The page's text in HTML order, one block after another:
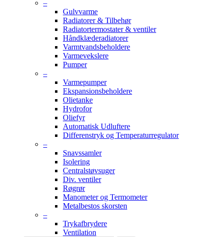
–
Gulvvarme
Radiatorer & Tilbehør
Radiatortermostater & ventiler
Håndklæderadiatorer
Varmtvandsbeholdere
Varmevekslere
Pumper
–
Varmepumper
Ekspansionsbeholdere
Olietanke
Hydrofor
Oliefyr
Automatisk Udluftere
Differenstryk og Temperaturregulator
–
Snavssamler
Isolering
Centralstøvsuger
Div. ventiler
Røgrør
Manometer og Termometer
Metalbestos skorsten
–
Trykafbrydere
Ventilation